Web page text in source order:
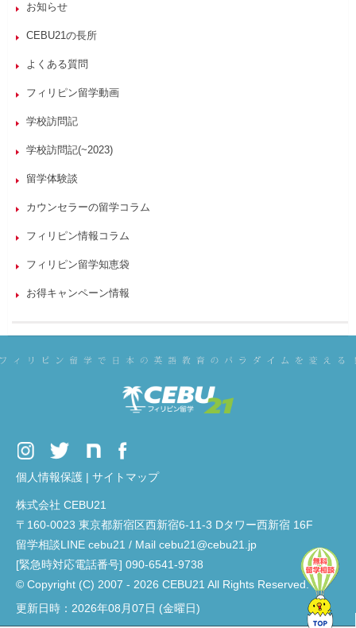
お知らせ
CEBU21の長所
よくある質問
フィリピン留学動画
学校訪問記
学校訪問記(~2023)
留学体験談
カウンセラーの留学コラム
フィリピン情報コラム
フィリピン留学知恵袋
お得キャンペーン情報
個人情報保護 | サイトマップ
株式会社 CEBU21
〒160-0023 東京都新宿区西新宿6-11-3 Dタワー西新宿 16F
留学相談LINE cebu21 / Mail cebu21@cebu21.jp
[緊急時対応電話番号] 090-6541-9738
© Copyright (C) 2007 - 2026 CEBU21 All Rights Reserved.
更新日時：2026年08月07日 (金曜日)